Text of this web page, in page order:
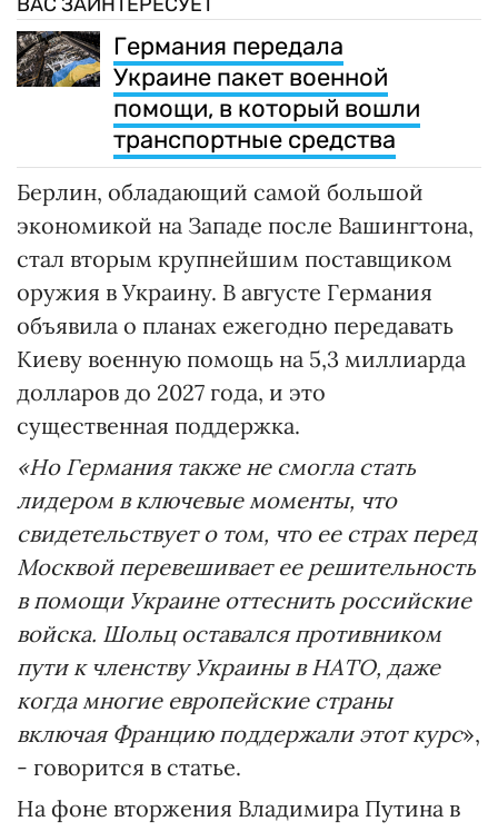
Германия передала
Украине пакет военной
помощи, в который вошли
транспортные средства
Берлин, обладающий самой большой
экономикой на Западе после Вашингтона,
стал вторым крупнейшим поставщиком
оружия в Украину. В августе Германия
объявила о планах ежегодно передавать
Киеву военную помощь на 5,3 миллиарда
долларов до 2027 года, и это
существенная поддержка.
«Но Германия также не смогла стать
лидером в ключевые моменты, что
свидетельствует о том, что ее страх перед
Москвой перевешивает ее решительность
в помощи Украине оттеснить российские
войска. Шольц оставался противником
пути к членству Украины в НАТО, даже
когда многие европейские страны
включая Францию поддержали этот курс»,
- говорится в статье.
На фоне вторжения Владимира Путина в